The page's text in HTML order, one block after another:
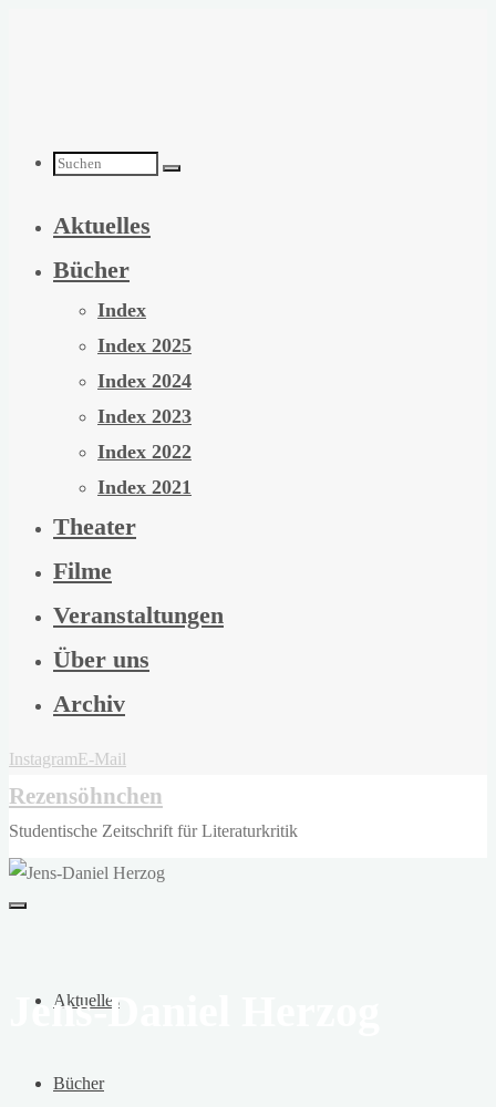
Suchen
nach:
Aktuelles
Bücher
Index
Index 2025
Index 2024
Index 2023
Index 2022
Index 2021
Theater
Filme
Veranstaltungen
Über uns
Archiv
InstagramE-Mail
Rezensöhnchen
Studentische Zeitschrift für Literaturkritik
Aktuelles
Bücher
Jens-Daniel Herzog